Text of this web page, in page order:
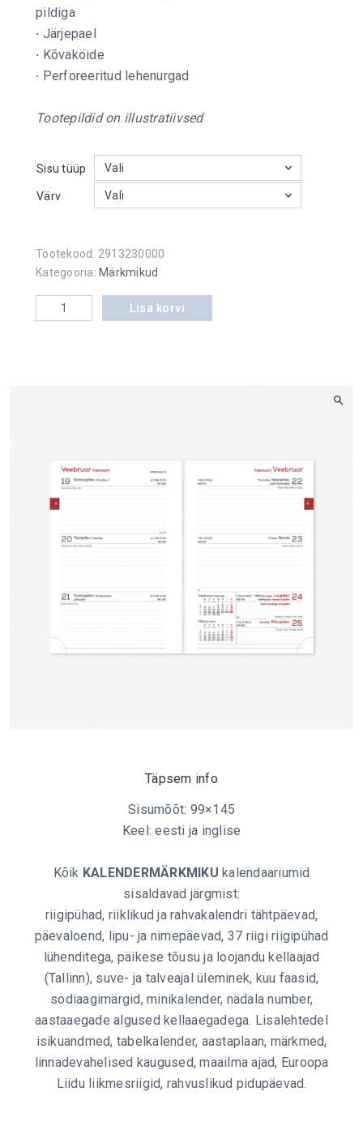
pildiga
· Järjepael
· Kõvaköide
· Perforeeritud lehenurgad
Tootepildid on illustratiivsed
Sisu tüüp Vali
Värv Vali
Tootekood: 2913230000
Kategooria: Märkmikud
Kalendermärkmik kogus
Lisa korvi
Täpsem info
Sisumõõt: 99×145
Keel: eesti ja inglise
Kõik KALENDERMÄRKMIKU kalendaariumid
sisaldavad järgmist:
riigipühad, riiklikud ja rahvakalendri tähtpäevad,
päevaloend, lipu- ja nimepäevad, 37 riigi riigipühad
lühenditega, päikese tõusu ja loojandu kellaajad
(Tallinn), suve- ja talveajal üleminek, kuu faasid,
sodiaagimärgid, minikalender, nädala number,
aastaaegade algused kellaaegadega. Lisalehtedel
isikuandmed, tabelkalender, aastaplaan, märkmed,
linnadevahelised kaugused, maailma ajad, Euroopa
Liidu liikmesriigid, rahvuslikud pidupäevad.